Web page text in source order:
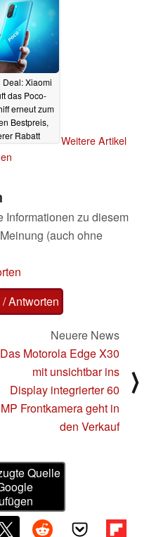
14.03.2022
Deal: Xiaomi
das Poco-
erneut zum
Bestpreis,
Rabatt
Weitere Artikel
Informationen zu diesem
(auch ohne
Antworten
Neuere News
Das Motorola Edge X30
mit unsichtbar ins
Display integrierter 60
MP Frontkamera geht in
den Verkauf
⟩
Quelle